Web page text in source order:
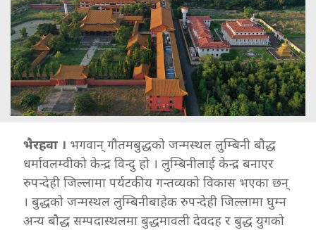
भैरहवा । भगवान् गौतमबुद्धको जन्मस्थल लुम्बिनी बौद्ध
धर्मावलम्वीको केन्द्र विन्दु हो । लुम्बिनीलाई केन्द्र बनाएर
रुपन्देही जिल्लामा पर्यटकीय गन्तव्यको विकास भएका छन्
। बुद्धको जन्मस्थल लुम्बिनीबाहेक रुपन्देही जिल्लामा घुम्न
अन्य बौद्ध सम्पदास्थलमा बुद्धमावली देवदह र बुद्ध युगको